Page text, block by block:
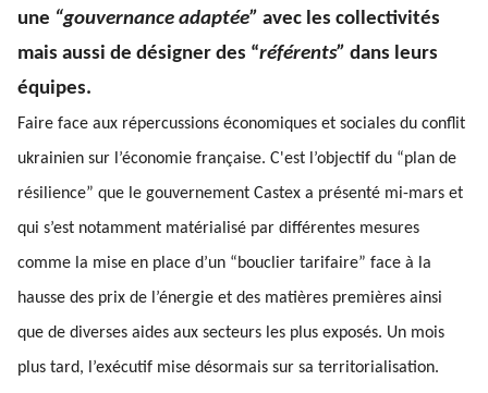
une “gouvernance adaptée” avec les collectivités
mais aussi de désigner des “référents” dans leurs
équipes.
Faire face aux répercussions économiques et sociales du conflit
ukrainien sur l’économie française. C'est l’objectif du “plan de
résilience” que le gouvernement Castex a présenté mi-mars et
qui s’est notamment matérialisé par différentes mesures
comme la mise en place d’un “bouclier tarifaire” face à la
hausse des prix de l’énergie et des matières premières ainsi
que de diverses aides aux secteurs les plus exposés. Un mois
plus tard, l’exécutif mise désormais sur sa territorialisation.